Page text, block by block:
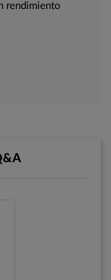
rendimiento